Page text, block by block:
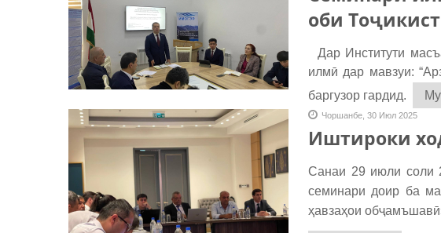
оби
Дар Институти
илмӣ дар мавзуи:
баргузор гардид.
Чоршанбе, 30 Июл 2025
Иштироки
Санаи 29 июли соли
семинари доир ба
ҳавзаҳои